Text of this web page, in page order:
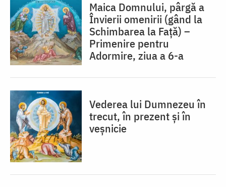
Maica Domnului, pârgă a
Învierii omenirii (gând la
Schimbarea la Față) –
Primenire pentru
Adormire, ziua a 6-a
Vederea lui Dumnezeu în
trecut, în prezent și în
veșnicie